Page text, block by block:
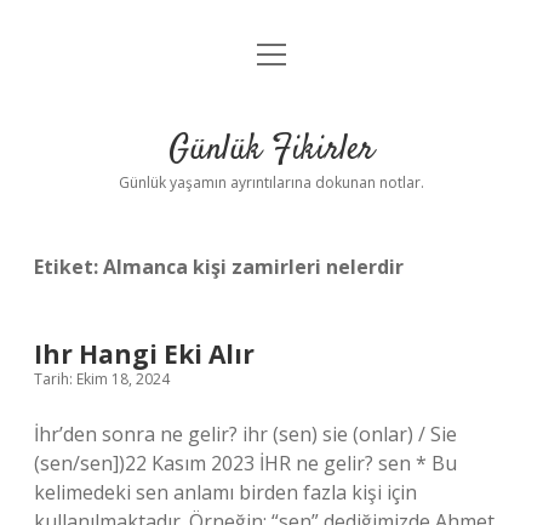
Anasayfa
Yasal Uyarı
menüyü
Günlük Fikirler
Günlük yaşamın ayrıntılarına dokunan notlar.
Etiket:Almanca kişi zamirleri nelerdir
Ihr Hangi Eki Alır
Tarih: Ekim 18, 2024
İhr’den sonra ne gelir? ihr (sen) sie (onlar) / Sie
(sen/sen])22 Kasım 2023 İHR ne gelir? sen * Bu
kelimedeki sen anlamı birden fazla kişi için